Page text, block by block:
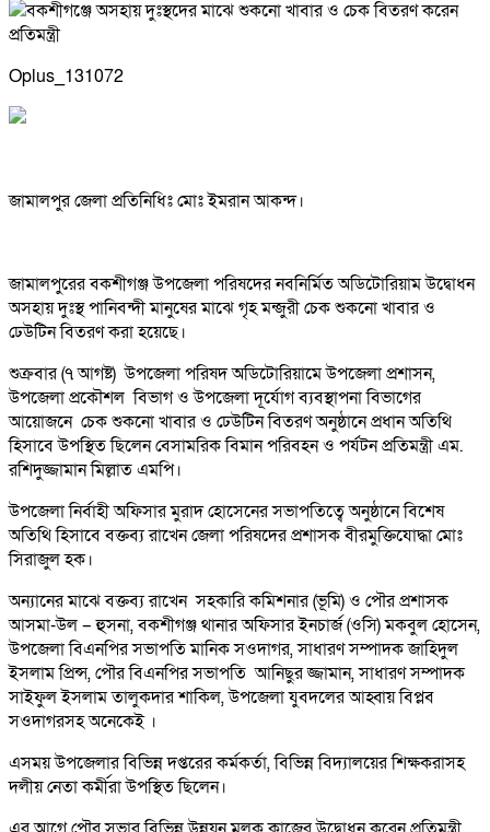
Oplus_131072
জামালপুর জেলা প্রতিনিধিঃ মোঃ ইমরান আকন্দ।
জামালপুরের বকশীগঞ্জ উপজেলা পরিষদের নবনির্মিত অডিটোরিয়াম উদ্বোধন
অসহায় দুঃস্থ পানিবন্দী মানুষের মাঝে গৃহ মন্জুরী চেক শুকনো খাবার ও
ঢেউটিন বিতরণ করা হয়েছে।
শুক্রবার (৭ আগষ্ট) উপজেলা পরিষদ অডিটোরিয়ামে উপজেলা প্রশাসন,
উপজেলা প্রকৌশল বিভাগ ও উপজেলা দূর্যোগ ব্যবস্থাপনা বিভাগের
আয়োজনে চেক শুকনো খাবার ও ঢেউটিন বিতরণ অনুষ্ঠানে প্রধান অতিথি
হিসাবে উপস্থিত ছিলেন বেসামরিক বিমান পরিবহন ও পর্যটন প্রতিমন্ত্রী এম.
রশিদুজ্জামান মিল্লাত এমপি।
উপজেলা নির্বাহী অফিসার মুরাদ হোসেনের সভাপতিত্বে অনুষ্ঠানে বিশেষ
অতিথি হিসাবে বক্তব্য রাখেন জেলা পরিষদের প্রশাসক বীরমুক্তিযোদ্ধা মোঃ
সিরাজুল হক।
অন্যানের মাঝে বক্তব্য রাখেন সহকারি কমিশনার (ভূমি) ও পৌর প্রশাসক
আসমা-উল – হুসনা, বকশীগঞ্জ থানার অফিসার ইনচার্জ (ওসি) মকবুল হোসেন,
উপজেলা বিএনপির সভাপতি মানিক সওদাগর, সাধারণ সম্পাদক জাহিদুল
ইসলাম প্রিন্স, পৌর বিএনপির সভাপতি আনিছুর জ্জামান, সাধারণ সম্পাদক
সাইফুল ইসলাম তালুকদার শাকিল, উপজেলা যুবদলের আহ্বায় বিপ্লব
সওদাগরসহ অনেকেই ।
এসময় উপজেলার বিভিন্ন দপ্তরের কর্মকর্তা, বিভিন্ন বিদ্যালয়ের শিক্ষকরাসহ
দলীয় নেতা কর্মীরা উপস্থিত ছিলেন।